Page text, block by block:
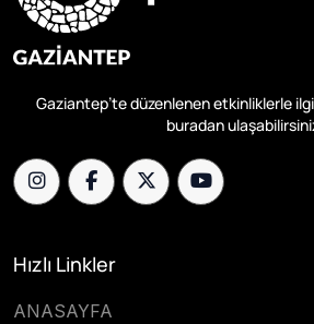
Gaziantep’te düzenlenen etkinliklerle
buradan
Hızlı Linkler
ANASAYFA